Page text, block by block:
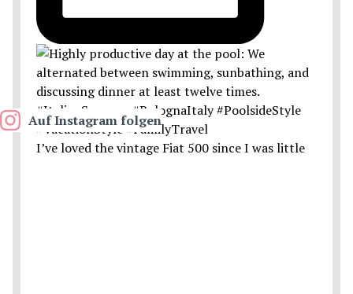
I’ve loved the vintage Fiat 500 since I was little
Auf Instagram folgen